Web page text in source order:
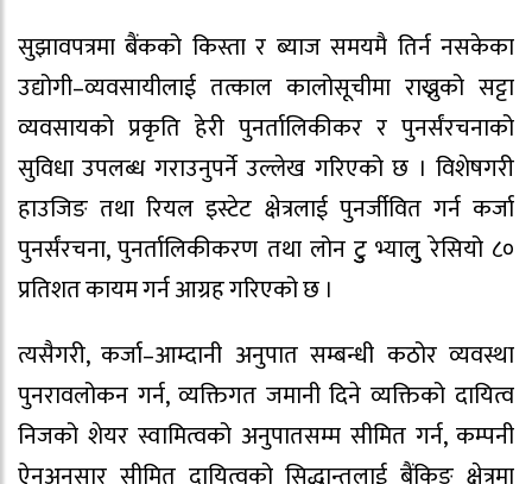
सुझावपत्रमा बैंकको किस्ता र ब्याज समयमै तिर्न नसकेका
उद्योगी–व्यवसायीलाई तत्काल कालोसूचीमा राख्नुको सट्टा
व्यवसायको प्रकृति हेरी पुनर्तालिकीकर र पुनर्संरचनाको
सुविधा उपलब्ध गराउनुपर्ने उल्लेख गरिएको छ । विशेषगरी
हाउजिङ तथा रियल इस्टेट क्षेत्रलाई पुनर्जीवित गर्न कर्जा
पुनर्संरचना, पुनर्तालिकीकरण तथा लोन टुु भ्यालुु रेसियो ८०
प्रतिशत कायम गर्न आग्रह गरिएको छ ।
त्यसैगरी, कर्जा–आम्दानी अनुपात सम्बन्धी कठोर व्यवस्था
पुनरावलोकन गर्न, व्यक्तिगत जमानी दिने व्यक्तिको दायित्व
निजको शेयर स्वामित्वको अनुपातसम्म सीमित गर्न, कम्पनी